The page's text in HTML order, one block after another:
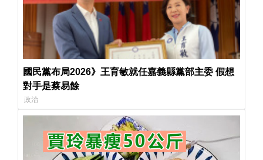
國民黨布局2026》王育敏就任嘉義縣黨部主委 假想
對手是蔡易餘
政治